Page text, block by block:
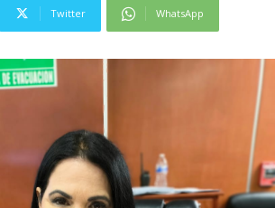
Twitter WhatsApp